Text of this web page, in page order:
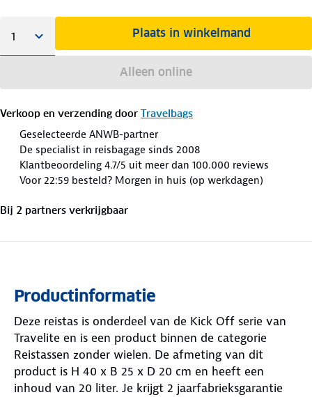
Plaats in winkelmand
Alleen online
Verkoop en verzending door Travelbags
Geselecteerde ANWB-partner
De specialist in reisbagage sinds 2008
Klantbeoordeling 4.7/5 uit meer dan 100.000 reviews
Voor 22:59 besteld? Morgen in huis (op werkdagen)
Bij 2 partners verkrijgbaar
Productinformatie
Deze reistas is onderdeel van de Kick Off serie van
Travelite en is een product binnen de categorie
Reistassen zonder wielen. De afmeting van dit
product is H 40 x B 25 x D 20 cm en heeft een
inhoud van 20 liter. Je krijgt 2 jaarfabrieksgarantie